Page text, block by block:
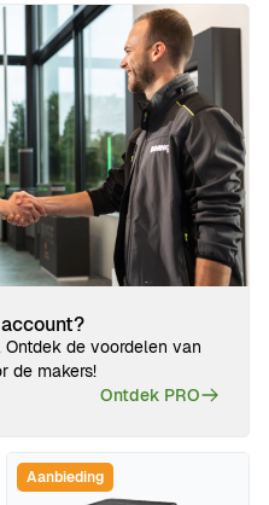
Aanbieding
de voordelen van
de makers!
Ontdek PRO